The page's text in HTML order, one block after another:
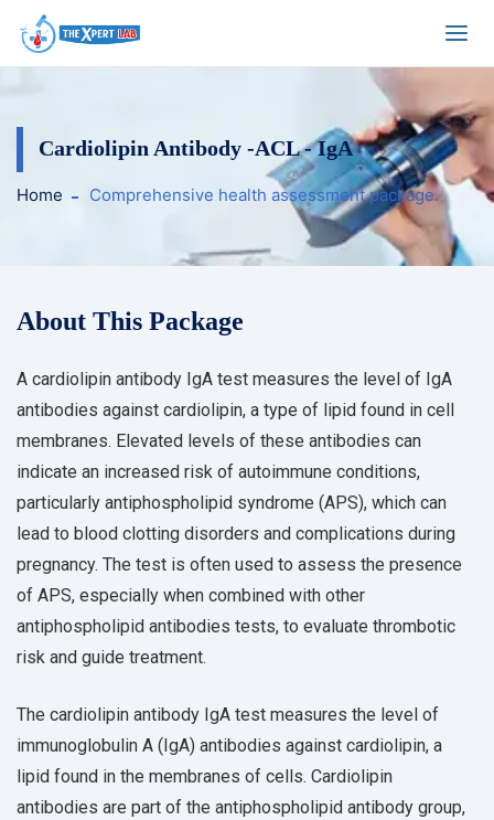
Cardiolipin Antibody -ACL - IgA
Home Comprehensive health assessment package.
About This Package
A cardiolipin antibody IgA test measures the level of IgA
antibodies against cardiolipin, a type of lipid found in cell
membranes. Elevated levels of these antibodies can
indicate an increased risk of autoimmune conditions,
particularly antiphospholipid syndrome (APS), which can
lead to blood clotting disorders and complications during
pregnancy. The test is often used to assess the presence
of APS, especially when combined with other
antiphospholipid antibodies tests, to evaluate thrombotic
risk and guide treatment.
The cardiolipin antibody IgA test measures the level of
immunoglobulin A (IgA) antibodies against cardiolipin, a
lipid found in the membranes of cells. Cardiolipin
antibodies are part of the antiphospholipid antibody group,